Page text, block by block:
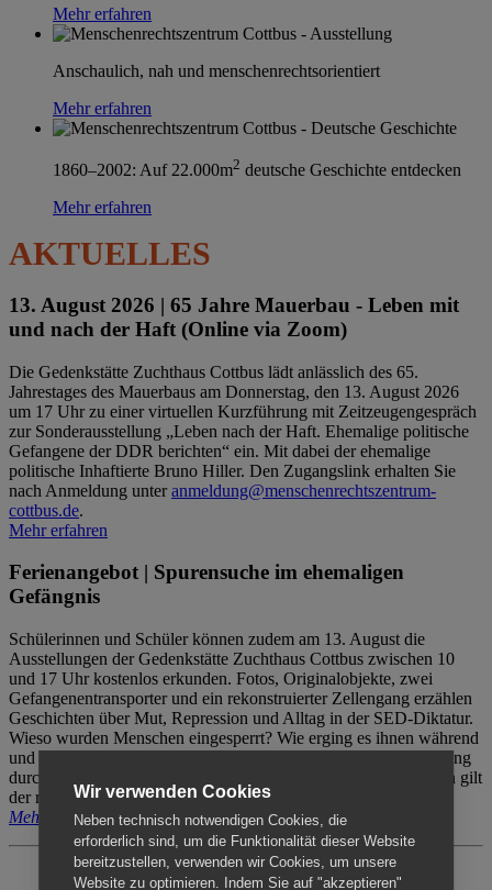
Mehr erfahren
Anschaulich, nah und menschenrechtsorientiert
Mehr erfahren
1860–2002: Auf 22.000m2 deutsche Geschichte entdecken
Mehr erfahren
AKTUELLES
13. August 2026 | 65 Jahre Mauerbau - Leben mit
und nach der Haft (Online via Zoom)
Die Gedenkstätte Zuchthaus Cottbus lädt anlässlich des 65.
Jahrestages des Mauerbaus am Donnerstag, den 13. August 2026
um 17 Uhr zu einer virtuellen Kurzführung mit Zeitzeugengespräch
zur Sonderausstellung „Leben nach der Haft. Ehemalige politische
Gefangene der DDR berichten“ ein. Mit dabei der ehemalige
politische Inhaftierte Bruno Hiller. Den Zugangslink erhalten Sie
nach Anmeldung unteranmeldung@menschenrechtszentrum-
cottbus.de.
Mehr erfahren
Ferienangebot | Spurensuche im ehemaligen
Gefängnis
Schülerinnen und Schüler können zudem am 13. August die
Ausstellungen der Gedenkstätte Zuchthaus Cottbus zwischen 10
und 17 Uhr kostenlos erkunden. Fotos, Originalobjekte, zwei
Gefangenentransporter und ein rekonstruierter Zellengang erzählen
Geschichten über Mut, Repression und Alltag in der SED-Diktatur.
Wieso wurden Menschen eingesperrt? Wie erging es ihnen während
und nach der Haft? Der Besuch erfolgt individuell ohne Betreuung
durch das Menschenrechtszentrum Cottbus. Für Begleitpersonen gilt
der reguläre Eintritt (8€ / ermäßigt 5€).
Mehr erfahren
Wir verwenden Cookies
Neben technisch notwendigen Cookies, die
erforderlich sind, um die Funktionalität dieser Website
bereitzustellen, verwenden wir Cookies, um unsere
Website zu optimieren. Indem Sie auf "akzeptieren"